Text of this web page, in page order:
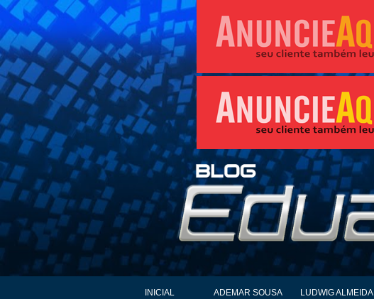
INICIAL ADEMAR SOUSA LUDWIG ALMEIDA